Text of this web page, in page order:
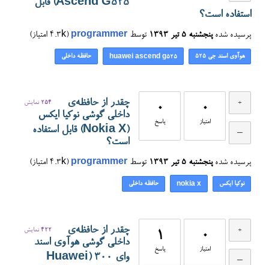
Ascend G525) قابل
استفاده است؟
پرسیده شده پنجشنبه ۵ تیر ۱۳۹۳ توسط programmer
(
4.3k امتیاز)
هوآوی اسند جی ۵۲۵ huawei ascend g525 حافظه داخلی
0
امتیاز
0
پاسخ
254 نمایش
چقدر از حافظه‌ی
داخلی گوشی نوکیا ایکس
(Nokia X) قابل استفاده
است؟
پرسیده شده پنجشنبه ۵ تیر ۱۳۹۳ توسط programmer
(
4.3k امتیاز)
نوکیا ایکس nokia x حافظه داخلی
0
امتیاز
1
پاسخ
422 نمایش
چقدر از حافظه‌ی
داخلی گوشی هوآوی اسند
وای ۳۰۰ (Huawei